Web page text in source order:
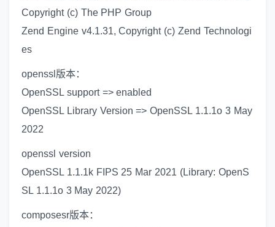
Copyright (c) The PHP Group
Zend Engine v4.1.31, Copyright (c) Zend Technologi
es
openssl版本：
OpenSSL support => enabled
OpenSSL Library Version => OpenSSL 1.1.1o 3 May
2022
openssl version
OpenSSL 1.1.1k FIPS 25 Mar 2021 (Library: OpenS
SL 1.1.1o 3 May 2022)
composesr版本：